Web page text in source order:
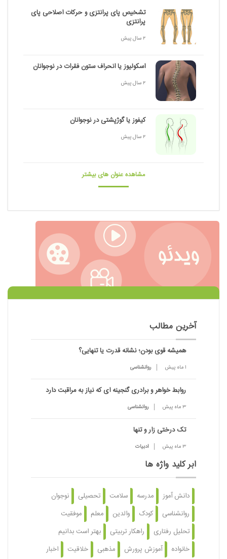
تشخیص پای پرانتزی و حرکات اصلاحی پای
پرانتزی
2 سال پیش
اسکولیوز یا انحراف ستون فقرات در نوجوانان
2 سال پیش
کیفوز یا گوژپشتی در نوجوانان
2 سال پیش
مشاهده عنوان های بیشتر
آخرین مطالب
همیشه قوی بودن؛ نشانه قدرت یا تنهایی؟
1 ماه پیش روانشناسی
روابط خواهر و برادری گنجینه ای که نیاز به مراقبت دارد
3 ماه پیش روانشناسی
تک درختی زار و تنها
3 ماه پیش ادبیات
ابر کلید واژه ها
دانش آموز مدرسه سلامت تحصیلی
نوجوان
روانشناسی
کودک والدین معلم
موفقیت
تحلیل رفتاری
راهکار تربیتی
بهتر است بدانیم
خانواده
آموزش پرورش مذهبی خلاقیت
اخبار